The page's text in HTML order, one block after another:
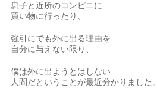
息子と近所のコンビニに
買い物に行ったり、
強引にでも外に出る理由を
自分に与えない限り、
僕は外に出ようとはしない
人間だということが最近分かりました。